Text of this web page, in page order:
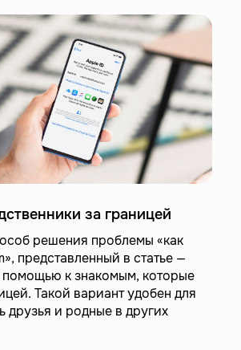
за границей
решения проблемы «как
представленный в статье —
к знакомым, которые
Такой вариант удобен для
друзья и родные в других